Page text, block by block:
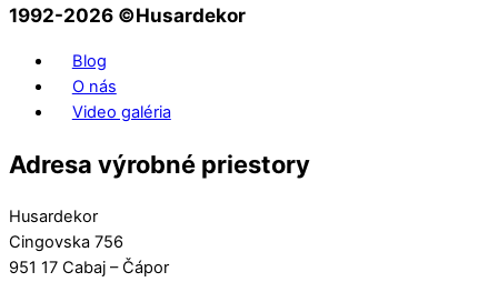
1992-2026 ©️Husardekor
Blog
O nás
Video galéria
Adresa výrobné priestory
Husardekor
Cingovska 756
951 17 Cabaj – Čápor